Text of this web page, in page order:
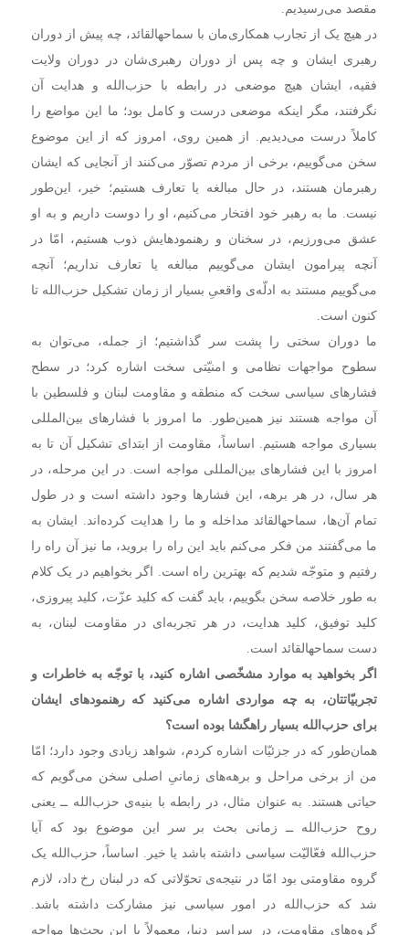
مقصد می‌رسیدیم.
در هیچ یک از تجارب همکاری‌مان با سماحهالقائد، چه پیش از دوران
رهبری ایشان و چه پس از دوران رهبری‌شان در دوران ولایت
فقیه، ایشان هیچ موضعی در رابطه با حزب‌الله و هدایت آن
نگرفتند، مگر اینکه موضعی درست و کامل بود؛ ما این مواضع را
کاملاً درست می‌دیدیم. از همین روی، امروز که از این موضوع
سخن می‌گوییم، برخی از مردم تصوّر می‌کنند از آنجایی که ایشان
رهبرمان هستند، در حال مبالغه یا تعارف هستیم؛ خیر، این‌طور
نیست. ما به رهبر خود افتخار می‌کنیم، او را دوست داریم و به او
عشق می‌ورزیم، در سخنان و رهنمودهایش ذوب هستیم، امّا در
آنچه پیرامون ایشان می‌گوییم مبالغه یا تعارف نداریم؛ آنچه
می‌گوییم مستند به ادلّه‌ی واقعیِ بسیار از زمان تشکیل حزب‌الله تا
کنون است.
ما دوران سختی را پشت سر گذاشتیم؛ از جمله، می‌توان به
سطوح مواجهات نظامی و امنیّتی سخت اشاره کرد؛ در سطح
فشارهای سیاسی سخت که منطقه و مقاومت لبنان و فلسطین با
آن مواجه هستند نیز همین‌طور. ما امروز با فشارهای بین‌المللی
بسیاری مواجه هستیم. اساساً، مقاومت از ابتدای تشکیل آن تا به
امروز با این فشارهای بین‌المللی مواجه است. در این مرحله، در
هر سال، در هر برهه، این فشارها وجود داشته است و در طول
تمام آن‌ها، سماحهالقائد مداخله و ما را هدایت کرده‌اند. ایشان به
ما می‌گفتند من فکر می‌کنم باید این راه را بروید، ما نیز آن راه را
رفتیم و متوجّه شدیم که بهترین راه است. اگر بخواهیم در یک کلام
به طور خلاصه سخن بگوییم، باید گفت که کلید عزّت، کلید پیروزی،
کلید توفیق، کلید هدایت، در هر تجربه‌ای در مقاومت لبنان، به
دست سماحهالقائد است.
اگر بخواهید به موارد مشخّصی اشاره کنید، با توجّه به خاطرات و
تجربیّاتتان، به چه مواردی اشاره می‌کنید که رهنمودهای ایشان
برای حزب‌الله بسیار راهگشا بوده است؟
همان‌طور که در جزئیّات اشاره کردم، شواهد زیادی وجود دارد؛ امّا
من از برخی مراحل و برهه‌های زمانیِ اصلی سخن می‌گویم که
حیاتی هستند. به عنوان مثال، در رابطه با بنیه‌ی حزب‌الله ــ یعنی
روح حزب‌الله ــ زمانی بحث بر سر این موضوع بود که آیا
حزب‌الله فعّالیّت سیاسی داشته باشد یا خیر. اساساً، حزب‌الله یک
گروه مقاومتی بود امّا در نتیجه‌ی تحوّلاتی که در لبنان رخ داد، لازم
شد که حزب‌الله در امور سیاسی نیز مشارکت داشته باشد.
گروه‌های مقاومت، در سراسر دنیا، معمولاً با این بحث‌ها مواجه